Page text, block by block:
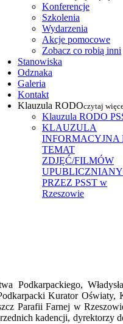
Konferencje
Szkolenia
Wydarzenia
Akcje pomocowe
Zobacz co robią inni
Stanowiska
Odznaka
Galeria
Kontakt
Klauzula RODOczytaj
Klauzula RODO
KLAUZULA
INFORMACYJNA
TEMAT
ZDJĘĆ/FILMÓW
PRZEZ PSST w
Rzeszowie
Podkarpackiego,
Kurator
Parafii Farnej w
kadencji, dyrektorzy